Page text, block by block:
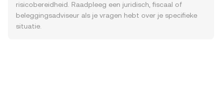
risicobereidheid. Raadpleeg een juridisch, fiscaal of
beleggingsadviseur als je vragen hebt over je specifieke
situatie.